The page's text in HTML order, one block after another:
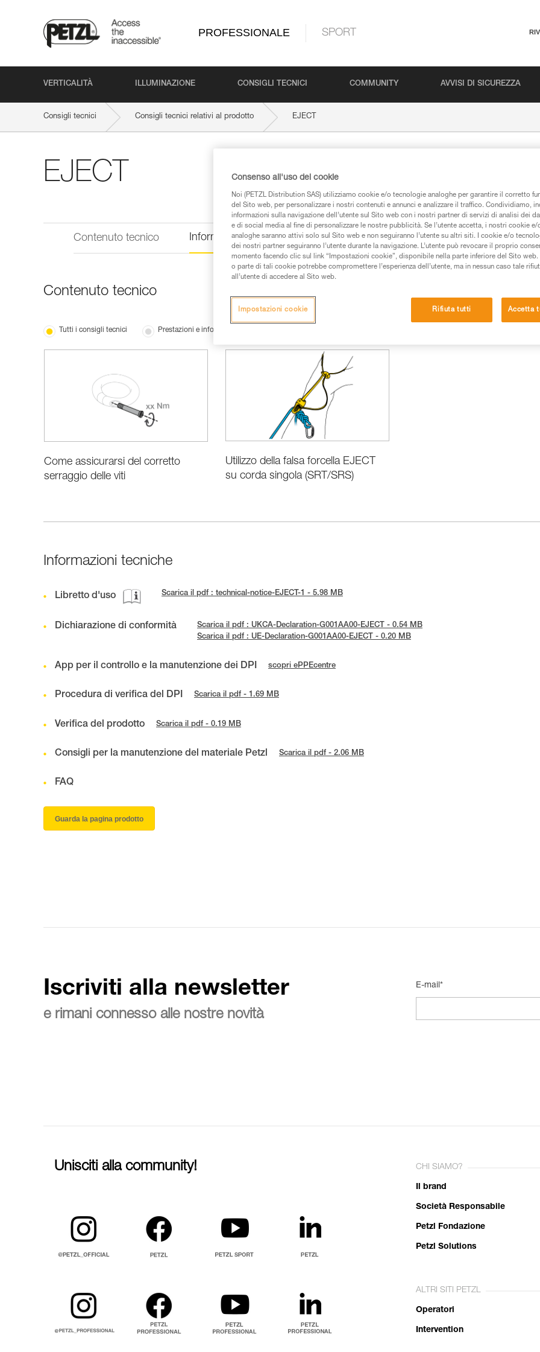
PROFESSIONALE SPORT
VERTICALITÀ ILLUMINAZIONE CONSIGLI TECNICI COMMUNITY AVVISI DI SICUREZZA
Consigli tecnici Consigli tecnici relativi al prodotto EJECT
EJECT
Contenuto tecnico Informazioni tecniche
Contenuto tecnico
Tutti i consigli tecnici Prestazioni e informazioni prodotti
Come assicurarsi del corretto
serraggio delle viti
Utilizzo della falsa forcella EJECT
su corda singola (SRT/SRS)
Informazioni tecniche
Libretto d'uso Scarica il pdf : technical-notice-EJECT-1 - 5.98 MB
Dichiarazione di conformità
Scarica il pdf : UKCA-Declaration-G001AA00-EJECT - 0.54 MB
Scarica il pdf : UE-Declaration-G001AA00-EJECT - 0.20 MB
App per il controllo e la manutenzione dei DPI scopri ePPEcentre
Procedura di verifica del DPI Scarica il pdf - 1.69 MB
Verifica del prodotto Scarica il pdf - 0.19 MB
Consigli per la manutenzione del materiale Petzl Scarica il pdf - 2.06 MB
FAQ
Guarda la pagina prodotto
Iscriviti alla newsletter
e rimani connesso alle nostre novità
E-mail*
Unisciti alla community! CHI SIAMO?
Il brand
Società Responsabile
Petzl Fondazione
Petzl Solutions
ALTRI SITI PETZL
Operatori
Intervention
Consenso all'uso dei cookie
Noi (PETZL Distribution SAS) utilizziamo cookie e/o tecnologie analoghe per garantire il corretto
del Sito web, per personalizzare i nostri contenuti e annunci e analizzare il traffico. Condividiamo,
informazioni sulla navigazione dell’utente sul Sito web con i nostri partner di servizi di analisi dei
e di social media al fine di personalizzare le nostre pubblicità. Se l’utente accetta, i nostri cookie
analoghe saranno attivi solo sul Sito web e non seguiranno l’utente su altri siti. I cookie e/o
dei nostri partner seguiranno l’utente durante la navigazione. L’utente può revocare il proprio
momento facendo clic sul link “Impostazioni cookie”, disponibile nella parte inferiore del Sito
o parte di tali cookie potrebbe compromettere l’esperienza dell’utente, ma in nessun caso tale
all’utente di accedere al Sito web.
Rifiuta tutti Accetta
Impostazioni cookie